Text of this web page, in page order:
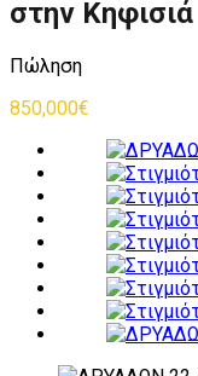
στην
Πώληση
850,000€